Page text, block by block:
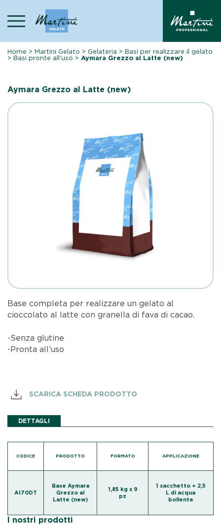
content
Home >Martini Gelato > Gelateria >Basi per realizzare il gelato
>Basi pronte all'uso >Aymara Grezzo al Latte (new)
Aymara Grezzo al Latte (new)
Base completa per realizzare un gelato al
cioccolato al latte con granella di fava di cacao.
-Senza glutine
-Pronta all’uso
SCARICA SCHEDA PRODOTTO
DETTAGLI
CODICE PRODOTTO
AI70DT
Base Aymara
Grezzo al
Latte (new)
FORMATO APPLICAZIONE
1,85 kg x 9
pz
1 sacchetto + 2,5
L di acqua
bollente
I nostri prodotti